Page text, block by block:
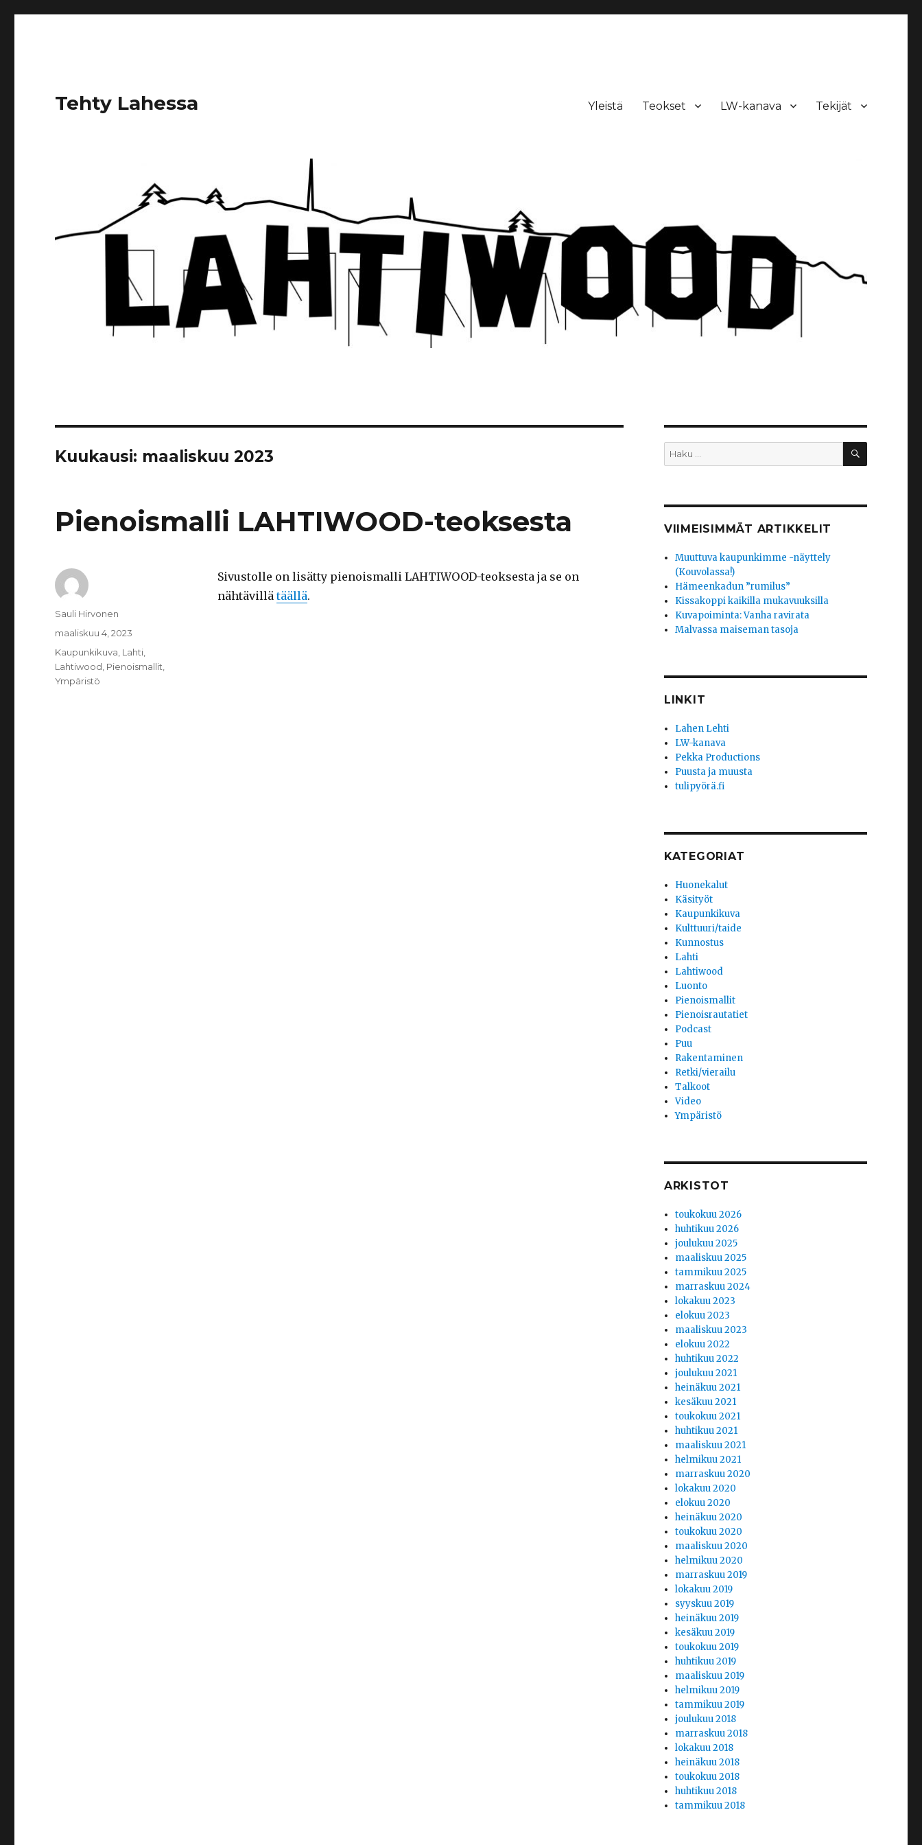
Tehty Lahessa Yleistä Teokset LW-kanava Tekijät
Kuukausi: maaliskuu 2023
Pienoismalli LAHTIWOOD-teoksesta
Sivustolle on lisätty pienoismalli LAHTIWOOD-teoksesta ja se on
nähtävillätäällä.
Kirjoittaja
Sauli Hirvonen
Julkaistu
maaliskuu 4, 2023
Kategoriat
Kaupunkikuva Lahti
Lahtiwood Pienoismallit
Ympäristö
Etsi: HAKU
VIIMEISIMMÄT ARTIKKELIT
Muuttuva kaupunkimme -näyttely
(Kouvolassa!)
Hämeenkadun ”rumilus”
Kissakoppi kaikilla mukavuuksilla
Kuvapoiminta: Vanha ravirata
Malvassa maiseman tasoja
LINKIT
Lahen Lehti
LW-kanava
Pekka Productions
Puusta ja muusta
tulipyörä.fi
KATEGORIAT
Huonekalut
Käsityöt
Kaupunkikuva
Kulttuuri/taide
Kunnostus
Lahti
Lahtiwood
Luonto
Pienoismallit
Pienoisrautatiet
Podcast
Puu
Rakentaminen
Retki/vierailu
Talkoot
Video
Ympäristö
ARKISTOT
toukokuu 2026
huhtikuu 2026
joulukuu 2025
maaliskuu 2025
tammikuu 2025
marraskuu 2024
lokakuu 2023
elokuu 2023
maaliskuu 2023
elokuu 2022
huhtikuu 2022
joulukuu 2021
heinäkuu 2021
kesäkuu 2021
toukokuu 2021
huhtikuu 2021
maaliskuu 2021
helmikuu 2021
marraskuu 2020
lokakuu 2020
elokuu 2020
heinäkuu 2020
toukokuu 2020
maaliskuu 2020
helmikuu 2020
marraskuu 2019
lokakuu 2019
syyskuu 2019
heinäkuu 2019
kesäkuu 2019
toukokuu 2019
huhtikuu 2019
maaliskuu 2019
helmikuu 2019
tammikuu 2019
joulukuu 2018
marraskuu 2018
lokakuu 2018
heinäkuu 2018
toukokuu 2018
huhtikuu 2018
tammikuu 2018